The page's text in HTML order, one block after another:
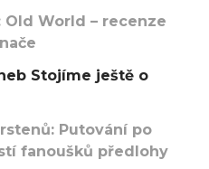
World – recenze
Stojíme ještě o
Putování po
fanoušků předlohy